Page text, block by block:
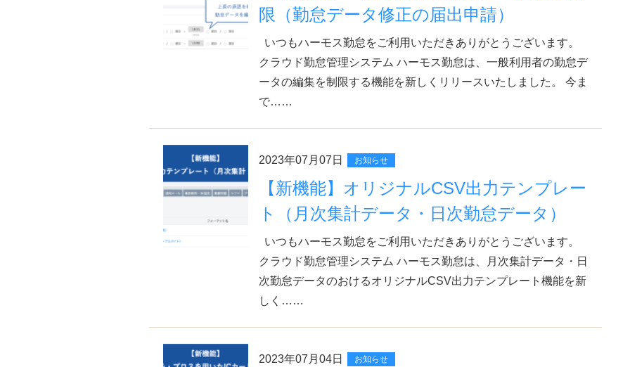
限（勤怠データ修正の届出申請）
いつもハーモス勤怠をご利用いただきありがとうございます。
クラウド勤怠管理システム ハーモス勤怠は、一般利用者の勤怠デ
ータの編集を制限する機能を新しくリリースいたしました。 今ま
で……
2023年07月07日 お知らせ
【新機能】オリジナルCSV出力テンプレー
ト（月次集計データ・日次勤怠データ）
いつもハーモス勤怠をご利用いただきありがとうございます。
クラウド勤怠管理システム ハーモス勤怠は、月次集計データ・日
次勤怠データのおけるオリジナルCSV出力テンプレート機能を新
しく……
2023年07月04日 お知らせ